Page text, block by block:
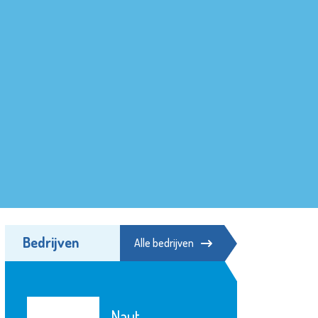
Bedrijven Alle bedrijven